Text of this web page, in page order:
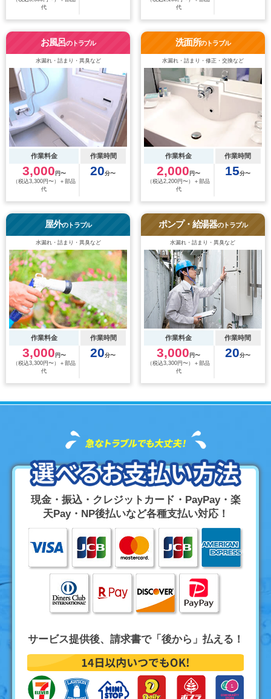
代
代
お風呂のトラブル
水漏れ・詰まり・異臭など
作業料金 作業時間
3,000 円〜
（税込3,300円〜）＋部品
代
20分〜
洗面所のトラブル
水漏れ・詰まり・修正・交換など
作業料金 作業時間
2,000 円〜
（税込2,200円〜）＋部品
代
15分〜
屋外のトラブル
水漏れ・詰まり・異臭など
作業料金 作業時間
3,000 円〜
（税込3,300円〜）＋部品
代
20分〜
ポンプ・給湯器のトラブル
水漏れ・詰まり・異臭など
作業料金 作業時間
3,000 円〜
（税込3,300円〜）＋部品
代
20分〜
現金・振込・クレジットカード・PayPay・楽
天Pay・NP後払いなど各種支払い対応！
サービス提供後、請求書で「後から」払える！